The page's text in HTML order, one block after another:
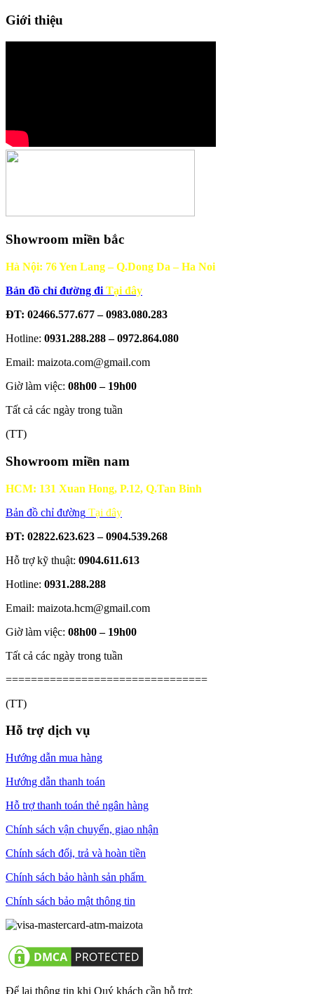
Giới thiệu
Showroom miền bắc
Hà Nội: 76 Yen Lang – Q.Dong Da – Ha Noi
Bản đồ chỉ đường đi Tại đây
ĐT: 02466.577.677 – 0983.080.283
Hotline: 0931.288.288 – 0972.864.080
Email: maizota.com@gmail.com
Giờ làm việc: 08h00 – 19h00
Tất cả các ngày trong tuần
(TT)
Showroom miền nam
HCM: 131 Xuan Hong, P.12, Q.Tan Binh
Bản đồ chỉ đường Tại đây
ĐT: 02822.623.623 – 0904.539.268
Hỗ trợ kỹ thuật: 0904.611.613
Hotline: 0931.288.288
Email: maizota.hcm@gmail.com
Giờ làm việc: 08h00 – 19h00
Tất cả các ngày trong tuần
================================
(TT)
Hỗ trợ dịch vụ
Hướng dẫn mua hàng
Hướng dẫn thanh toán
Hỗ trợ thanh toán thẻ ngân hàng
Chính sách vận chuyển, giao nhận
Chính sách đổi, trả và hoàn tiền
Chính sách bảo hành sản phẩm
Chính sách bảo mật thông tin
Để lại thông tin khi Quý khách cần hỗ trợ: